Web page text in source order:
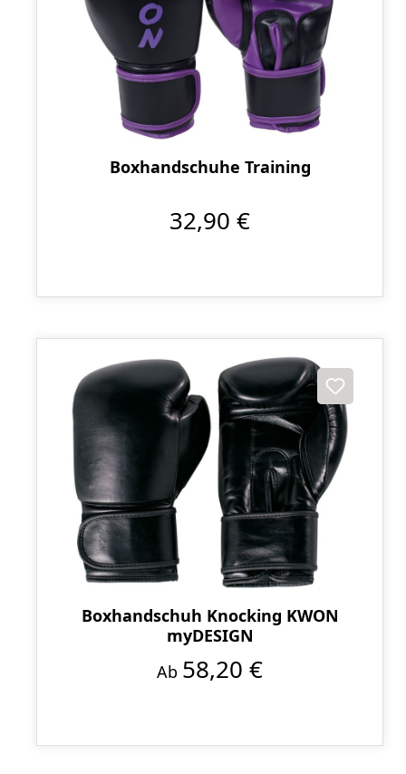
Boxhandschuhe Training
32,90 €
Boxhandschuh Knocking KWON
myDESIGN
Ab 58,20 €